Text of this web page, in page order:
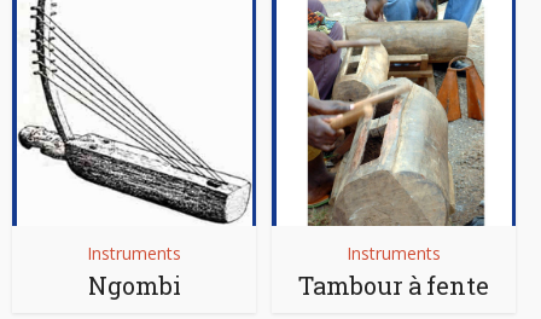
Instruments
Ngombi
Instruments
Tambour à fente